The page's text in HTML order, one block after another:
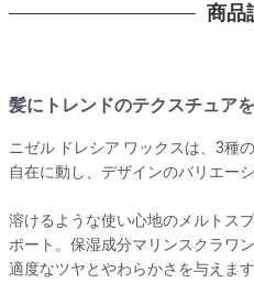
商品
髪にトレンドのテクスチュア
ニゼル ドレシア ワックスは、3種
自在に動し、デザインのバリエー
溶けるような使い心地のメルトス
ポート。保湿成分マリンスクラワ
適度なツヤとやわらかさを与えま